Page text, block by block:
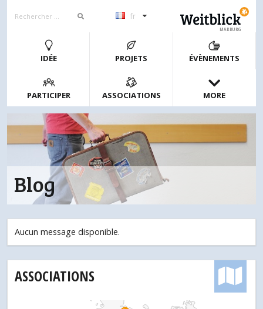
fr
MARBURG
IDÉE PROJETS ÉVÈNEMENTS
PARTICIPER ASSOCIATIONS MORE
Blog
Aucun message disponible.
ASSOCIATIONS